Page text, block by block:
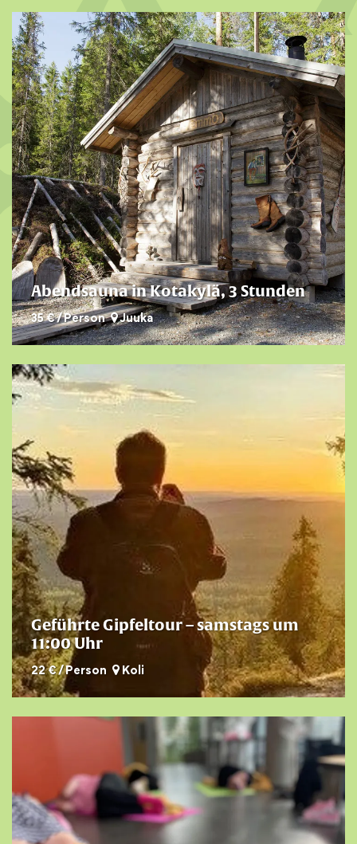
Abendsauna in Kotakylä, 3 Stunden
35 € / Person Juuka
Geführte Gipfeltour – samstags um
11:00 Uhr
22 € / Person Koli